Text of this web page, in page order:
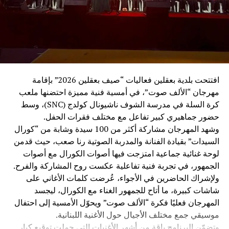
أبناء الوطن والأشقاء العرب.
وعقب الغداء، قام الوفد بجولة في بركة ومحمية بينو الطبيعية،
حيث كان في استقبالهم رئيس اتحاد بلديات الجومة ورئيس بلدية
رحبة الأستاذ عدنان ملحم، ورئيسة بلدية بينو الدكتورة كارول
فارس، اللذان قدّما شرحًا عن المحمية، وأهميتها البيئية، وتاريخ
بلدة بينو العريق وإرثها الثقافي.
بعدها، توجّه الوفد إلى منطقة القموعة – غابة العذر، حيث كان
في استقبالهم رئيس اللجنة السياحية ورئيس بلدية فنيدق
السابق الحاج أحمد عبدو البعريني، واطّلعوا على ما تتميز به
المنطقة من طبيعة خلابة، وغاباتها الوارفة وأشجارها المعمّرة
التي تُعدّ من أبرز المعالم البيئية والسياحية في عكار. وقد أبدى
سعادة السفير وعقيلته إعجابهما الكبير بجمال المنطقة، وروعة
مناظرها الطبيعية، واعتدال طقسها، مشيدَين بما تختزنه عكار
من مقومات سياحية وبيئية تستحق الاهتمام والتعريف بها.
افتتحت بلدية بعقلين فعاليات “صيف بعقلين 2026” بإقامة
مهرجان “الألف صوت”، في أمسية فنية مميزة احتضنها ملعب
كرة السلة في مدرسة الشوف ناشيونال كولدج (SNC)، وسط
حضور جماهيري كبير تفاعل مع مختلف فقرات الحفل.
وشهد المهرجان مشاركة أكثر من 100 سيدة وشابة من “كورال
السيدات” بقيادة الفنانة والمدربة الصوتية رنا صعب، حيث قدمن
لوحة غنائية جماعية امتزجت فيها أصوات الكورال مع أصوات
الجمهور، في تجربة فنية تفاعلية عكست روح المشاركة والفرح.
ولإشراك الحاضرين في الأجواء، عُرضت كلمات الأغاني على
شاشات كبيرة، ما أتاح للجمهور الغناء مع الكورال، ليجسد
المهرجان فعليًا فكرة “الألف صوت” ويحوّل الأمسية إلى احتفال
موسيقي جمع مختلف الأجيال حول الأغنية اللبنانية.
وتضمّن البرنامج باقة من أشهر الأغنيات التي حملت توقيع كبار